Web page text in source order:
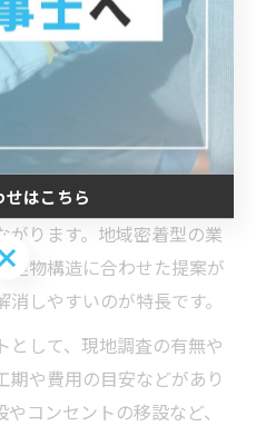
と、後々の追加費用や施
ため、実績や説明対応を重
避につながります。
ポイント
際には、相談時の対応や事
がります。地域密着型の業
建物構造に合わせた提案が
しやすいのが特長です。
して、現地調査の有無や
や費用の目安などがあり
コンセントの移設など、
はこちら
せはこちら